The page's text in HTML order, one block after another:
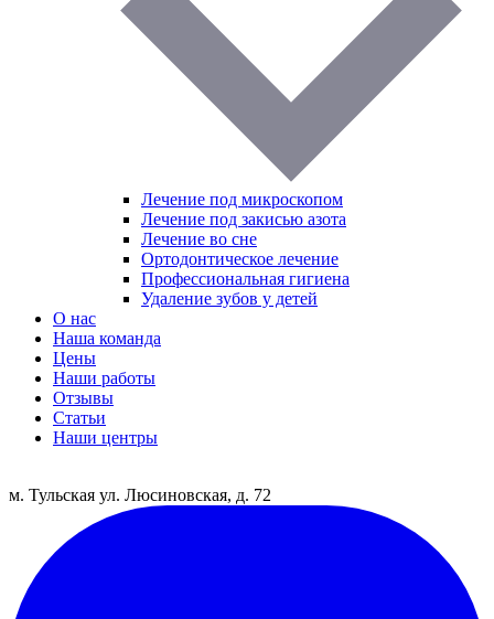
Лечение под микроскопом
Лечение под закисью азота
Лечение во сне
Ортодонтическое лечение
Профессиональная гигиена
Удаление зубов у детей
О нас
Наша команда
Цены
Наши работы
Отзывы
Статьи
Наши центры
м. Тульская ул. Люсиновская, д. 72